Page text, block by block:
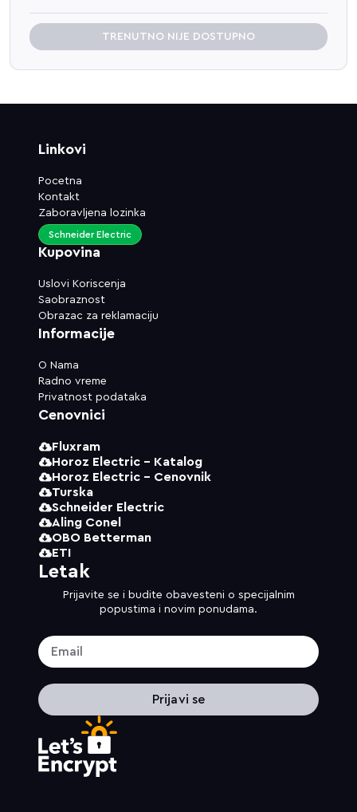
TRENUTNO NIJE DOSTUPNO
Linkovi
Pocetna
Kontakt
Zaboravljena lozinka
Kupovina
Uslovi Koriscenja
Saobraznost
Obrazac za reklamaciju
Schneider Electric
Informacije
O Nama
Radno vreme
Privatnost podataka
Cenovnici
Fluxram
Horoz Electric - Katalog
Horoz Electric - Cenovnik
Turska
Schneider Electric
Aling Conel
OBO Betterman
ETI
Letak
Prijavite se i budite obavesteni o specijalnim
popustima i novim ponudama.
Prijavi se